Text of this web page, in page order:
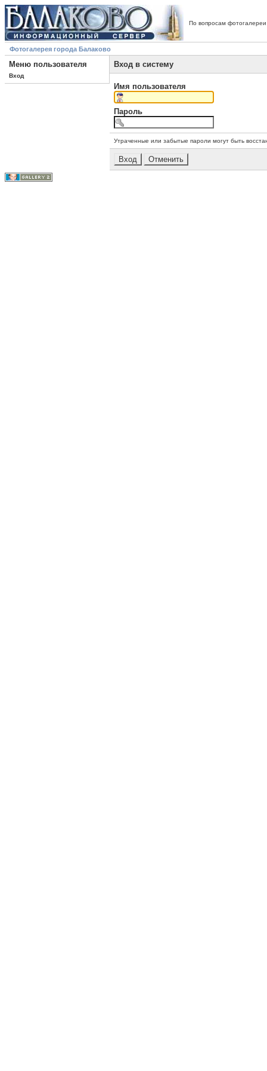
По вопросам
Фотогалерея города Балаково
Меню пользователя
Вход
Вход в систему
Имя пользователя
Пароль
Утраченные или забытые пароли могут быть